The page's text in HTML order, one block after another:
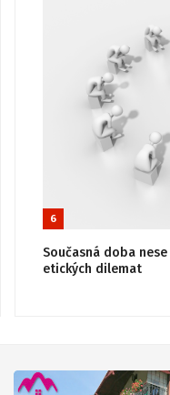
6
Současná doba
etických dilemat